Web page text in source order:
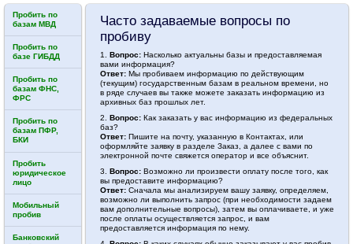
Часто задаваемые вопросы по
пробиву
1. Вопрос:Насколько актуальны базы и предоставляемая
вами информация?
Ответ:Мы пробиваем информацию по действующим
(текущим) государственным базам в реальном времени, но
в ряде случаев вы также можете заказать информацию из
архивных баз прошлых лет.
2.
Вопрос:Как заказать у вас информацию из федеральных
баз?
Ответ:Пишите на почту, указанную в Контактах, или
оформляйте заявку в разделе Заказ, а далее с вами по
электронной почте свяжется оператор и все объяснит.
3.
Вопрос:Возможно ли произвести оплату после того, как
вы предоставите информацию?
Ответ:Сначала мы анализируем вашу заявку, определяем,
возможно ли выполнить запрос (при необходимости задаем
вам дополнительные вопросы), затем вы оплачиваете, и уже
после оплаты осуществляется запрос, и вам
предоставляется информация по нему.
Пробить по
базам МВД
Пробить по
базе ГИБДД
Пробить по
базам ФНС,
ФРС
Пробить по
базам ПФР,
БКИ
Пробить
юридическое
лицо
Мобильный
пробив
Банковский